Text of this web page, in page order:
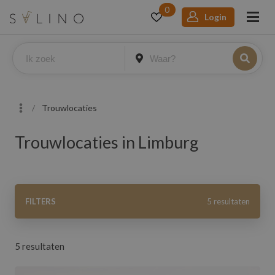
0
Login
Trouwlocaties
Trouwlocaties in Limburg
FILTERS 5 resultaten
5 resultaten